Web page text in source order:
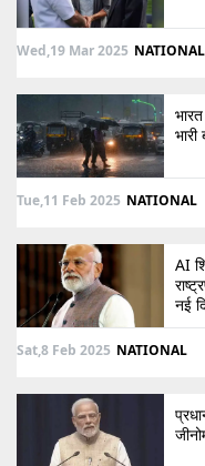
Wed,19 Mar 2025 NATIONAL
Tue,11 Feb 2025 NATIONAL
AI
नई
Sat,8 Feb 2025 NATIONAL